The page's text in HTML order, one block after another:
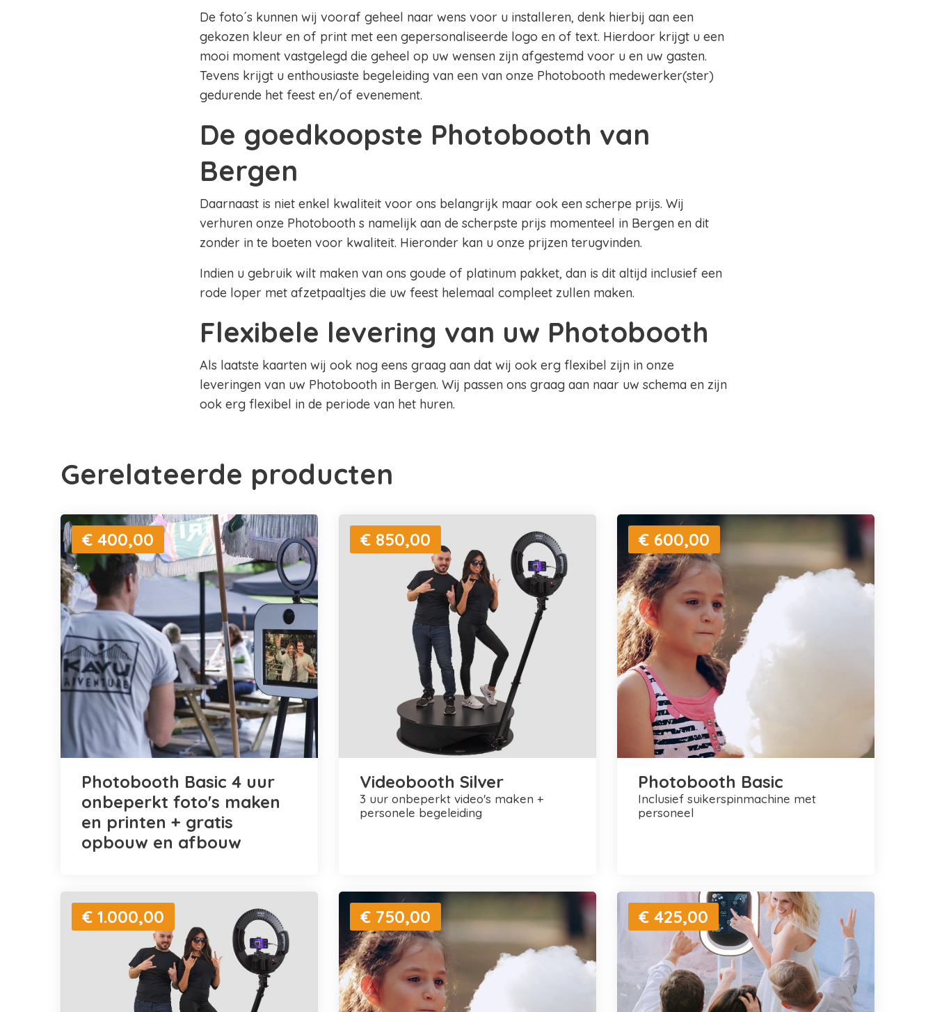
De foto´s kunnen wij vooraf geheel naar wens voor u installeren, denk hierbij aan een
gekozen kleur en of print met een gepersonaliseerde logo en of text. Hierdoor krijgt u een
mooi moment vastgelegd die geheel op uw wensen zijn afgestemd voor u en uw gasten.
Tevens krijgt u enthousiaste begeleiding van een van onze Photobooth medewerker(ster)
gedurende het feest en/of evenement.
De goedkoopste Photobooth van
Bergen
Daarnaast is niet enkel kwaliteit voor ons belangrijk maar ook een scherpe prijs. Wij
verhuren onze Photobooth s namelijk aan de scherpste prijs momenteel in Bergen en dit
zonder in te boeten voor kwaliteit. Hieronder kan u onze prijzen terugvinden.
Indien u gebruik wilt maken van ons goude of platinum pakket, dan is dit altijd inclusief een
rode loper met afzetpaaltjes die uw feest helemaal compleet zullen maken.
Flexibele levering van uw Photobooth
Als laatste kaarten wij ook nog eens graag aan dat wij ook erg flexibel zijn in onze
leveringen van uw Photobooth in Bergen. Wij passen ons graag aan naar uw schema en zijn
ook erg flexibel in de periode van het huren.
Gerelateerde producten
€ 400,00
Photobooth Basic 4 uur
onbeperkt foto's maken
en printen + gratis
opbouw en afbouw
€ 850,00
Videobooth Silver
3 uur onbeperkt video's maken +
personele begeleiding
€ 600,00
Photobooth Basic
inclusief suikerspinmachine met
personeel
€ 1.000,00 € 750,00 € 425,00